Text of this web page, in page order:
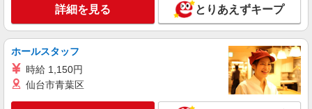
詳細を見る とりあえずキープ
ホールスタッフ
時給 1,150円
仙台市青葉区